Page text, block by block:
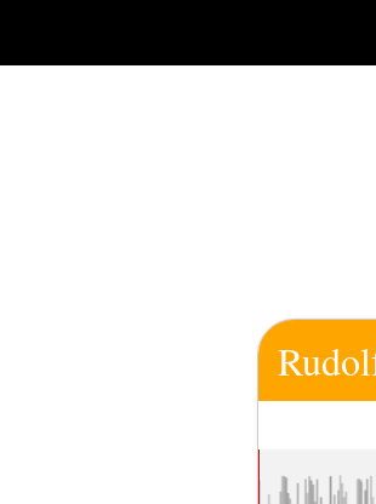
springen